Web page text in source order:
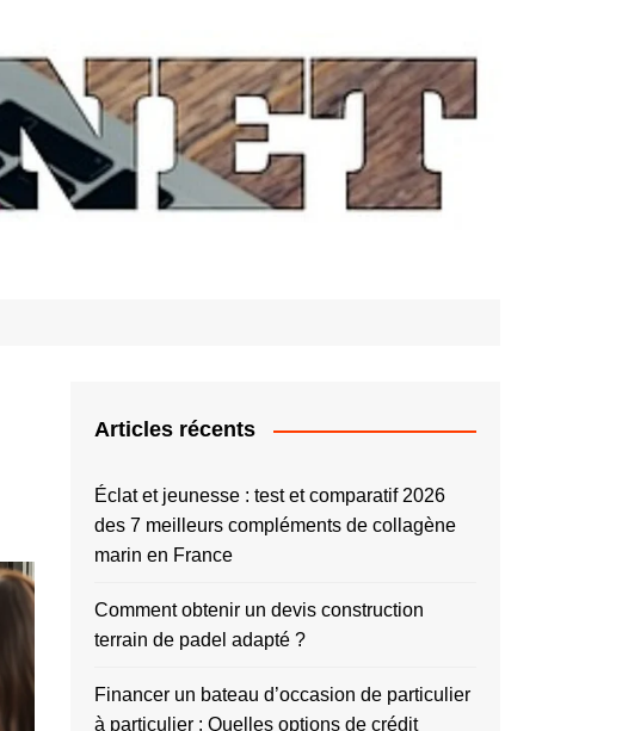
Articles récents
Éclat et jeunesse : test et comparatif 2026
des 7 meilleurs compléments de collagène
marin en France
Comment obtenir un devis construction
terrain de padel adapté ?
Financer un bateau d’occasion de particulier
à particulier : Quelles options de crédit